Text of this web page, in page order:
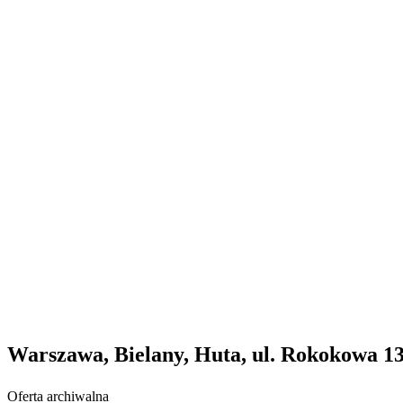
Warszawa, Bielany, Huta, ul. Rokokowa
Oferta archiwalna